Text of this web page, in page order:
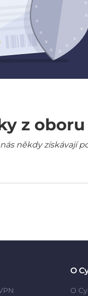
z oboru
někdy získávají
O
O